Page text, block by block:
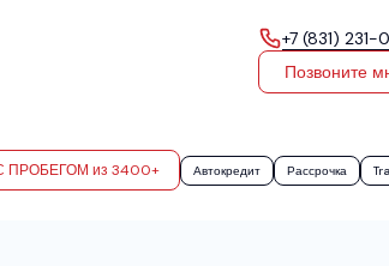
+7 (831)
Позвоните
ПРОБЕГОМ из 3400+ Автокредит Рассрочка